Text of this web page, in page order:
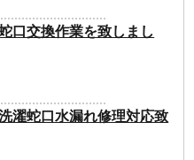
口交換作業を致しまし
濯蛇口水漏れ修理対応致